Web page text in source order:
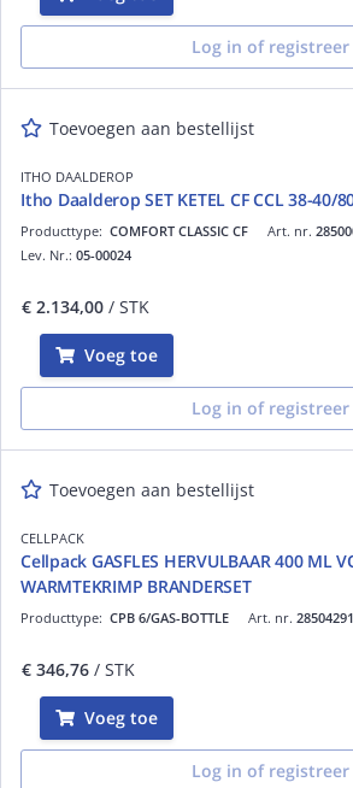
Log in of registreer
Toevoegen aan bestellijst
ITHO DAALDEROP
Itho Daalderop SET KETEL CF CCL 38-40/
Art. nr.
Producttype: COMFORT CLASSIC CF
Lev. Nr.: 05-00024
€ 2.134,00 / STK
Voeg toe
Log in of registreer
Toevoegen aan bestellijst
CELLPACK
Cellpack GASFLES HERVULBAAR 400 ML
WARMTEKRIMP BRANDERSET
Art. nr.
Producttype: CPB 6/GAS-BOTTLE
€ 346,76 / STK
Voeg toe
Log in of registreer